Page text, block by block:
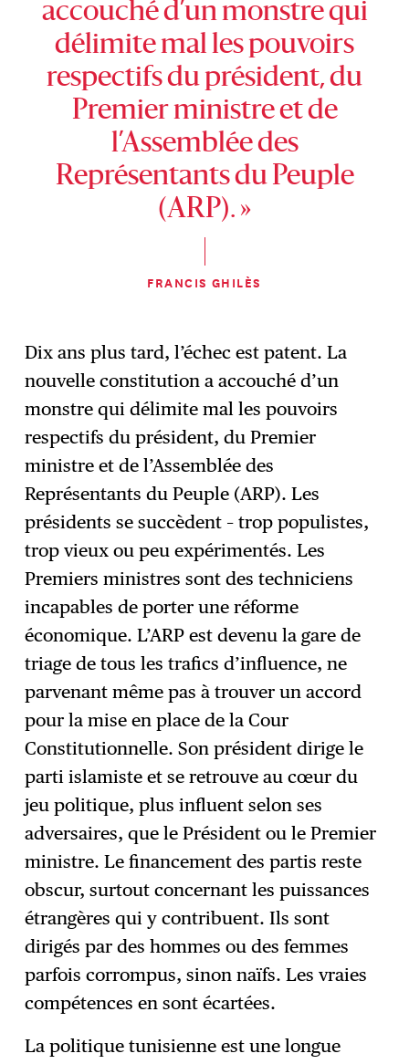
accouché d’un monstre qui
délimite mal les pouvoirs
respectifs du président, du
Premier ministre et de
l’Assemblée des
Représentants du Peuple
(ARP). »
FRANCIS GHILÈS
Dix ans plus tard, l’échec est patent. La
nouvelle constitution a accouché d’un
monstre qui délimite mal les pouvoirs
respectifs du président, du Premier
ministre et de l’Assemblée des
Représentants du Peuple (ARP). Les
présidents se succèdent – trop populistes,
trop vieux ou peu expérimentés. Les
Premiers ministres sont des techniciens
incapables de porter une réforme
économique. L’ARP est devenu la gare de
triage de tous les trafics d’influence, ne
parvenant même pas à trouver un accord
pour la mise en place de la Cour
Constitutionnelle. Son président dirige le
parti islamiste et se retrouve au cœur du
jeu politique, plus influent selon ses
adversaires, que le Président ou le Premier
ministre. Le financement des partis reste
obscur, surtout concernant les puissances
étrangères qui y contribuent. Ils sont
dirigés par des hommes ou des femmes
parfois corrompus, sinon naïfs. Les vraies
compétences en sont écartées.
La politique tunisienne est une longue